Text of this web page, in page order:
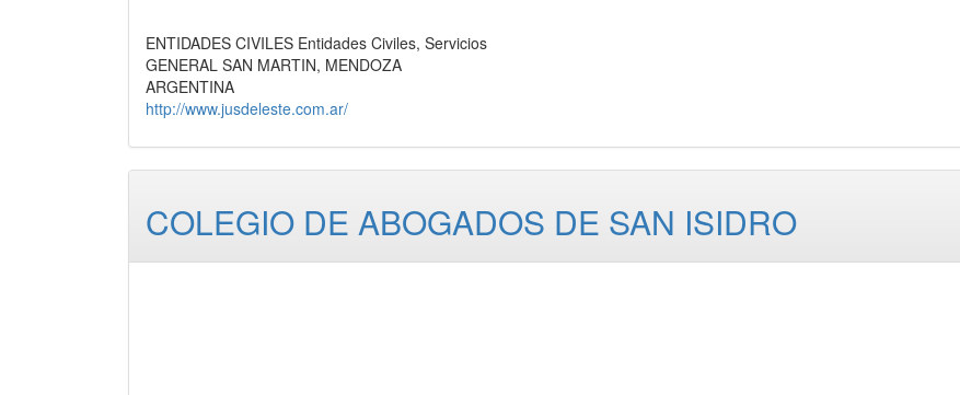
ENTIDADES CIVILES Entidades Civiles, Servicios
GENERAL SAN MARTIN, MENDOZA
ARGENTINA
http://www.jusdeleste.com.ar/
COLEGIO DE ABOGADOS DE SAN ISIDRO